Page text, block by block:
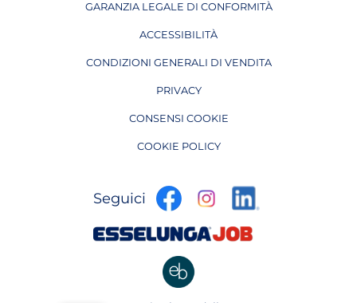
GARANZIA LEGALE DI CONFORMITÀ
ACCESSIBILITÀ
CONDIZIONI GENERALI DI VENDITA
PRIVACY
CONSENSI COOKIE
COOKIE POLICY
Seguici
apre
una
pagina
apre
una
in